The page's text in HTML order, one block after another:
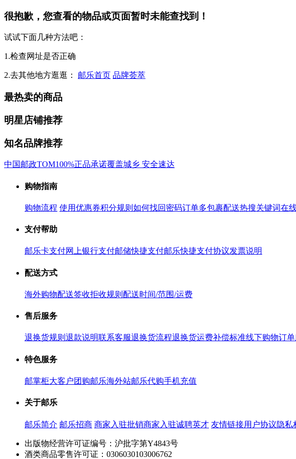
很抱歉，您查看的物品或页面暂时未能查找到！
试试下面几种方法吧：
1.检查网址是否正确
2.去其他地方逛逛： 邮乐首页 品牌荟萃
最热卖的商品
明星店铺推荐
知名品牌推荐
中国邮政TOM100%正品承诺覆盖城乡 安全速达
购物指南
购物流程 使用优惠券积分规则 如何找回密码订单多包裹配送热搜关键词在
支付帮助
邮乐卡支付网上银行支付邮储快捷支付邮乐快捷支付协议发票说明
配送方式
海外购物配送签收拒收规则 配送时间/范围/运费
售后服务
退换货规则 退款说明联系客服退换货流程退换货运费补偿标准线下购物订
特色服务
邮掌柜大客户团购邮乐海外站邮乐代购手机充值
关于邮乐
邮乐简介 邮乐招商 商家入驻批销商家入驻诚聘英才 友情链接用户协议隐私
出版物经营许可证编号：沪批字第Y4843号
酒类商品零售许可证：0306030103006762